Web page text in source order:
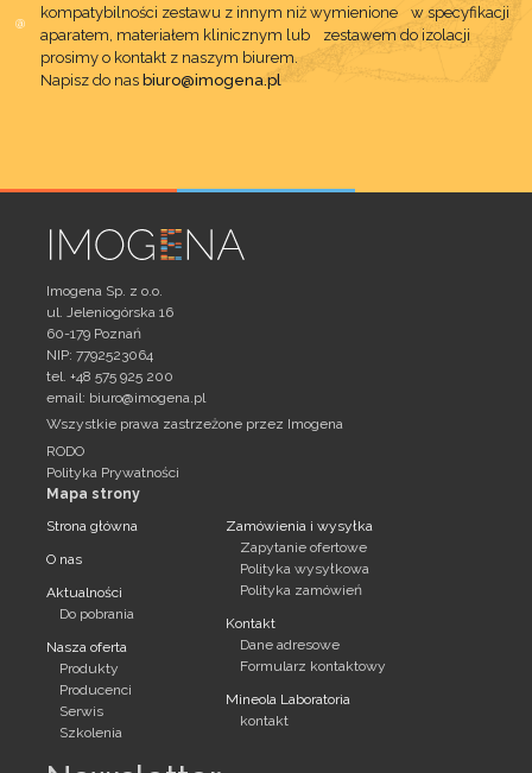
kompatybilności zestawu z innym niż wymienione w specyfikacji
aparatem, materiałem klinicznym lub zestawem do izolacji
prosimy o kontakt z naszym biurem.
Napisz do nas biuro@imogena.pl
Imogena Sp. z o.o.
ul. Jeleniogórska 16
60-179 Poznań
NIP: 7792523064
tel. +48 575 925 200
email: biuro@imogena.pl
Wszystkie prawa zastrzeżone przez Imogena
RODO
Polityka Prywatności
Mapa strony
Strona główna
O nas
Aktualności
Do pobrania
Nasza oferta
Produkty
Producenci
Serwis
Szkolenia
Zamówienia i wysyłka
Zapytanie ofertowe
Polityka wysyłkowa
Polityka zamówień
Kontakt
Dane adresowe
Formularz kontaktowy
Mineola Laboratoria
kontakt